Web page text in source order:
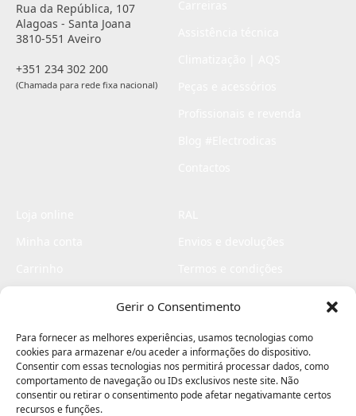
Gerir o Consentimento
Para fornecer as melhores experiências, usamos tecnologias como
cookies para armazenar e/ou aceder a informações do dispositivo.
Consentir com essas tecnologias nos permitirá processar dados, como
comportamento de navegação ou IDs exclusivos neste site. Não
consentir ou retirar o consentimento pode afetar negativamante certos
recursos e funções.
Rua da República, 107
Alagoas - Santa Joana
3810-551 Aveiro
+351 234 302 200
(Chamada para rede fixa nacional)
Livro de elogios